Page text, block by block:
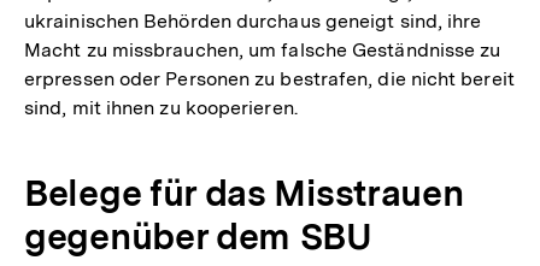
ukrainischen Behörden durchaus geneigt sind, ihre
Macht zu missbrauchen, um falsche Geständnisse zu
erpressen oder Personen zu bestrafen, die nicht bereit
sind, mit ihnen zu kooperieren.
Belege für das Misstrauen
gegenüber dem SBU